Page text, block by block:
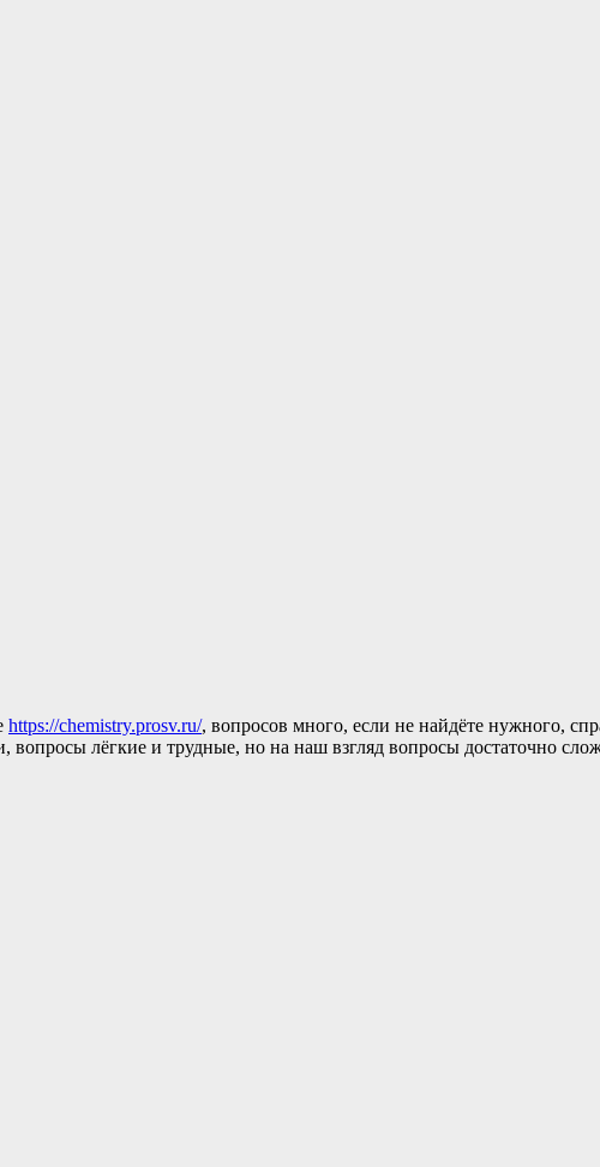
https://chemistry.prosv.ru/, вопросов много, если не найдёте нужного,
лёгкие и трудные, но на наш взгляд вопросы достаточно